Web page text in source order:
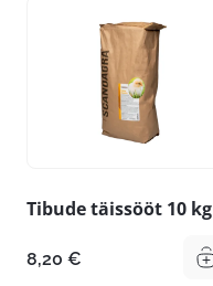
Tibude täissööt 10 kg
8,20 €